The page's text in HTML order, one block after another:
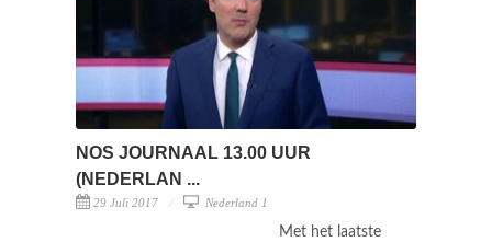
NOS JOURNAAL 13.00 UUR
(NEDERLAN ...
29 Juli 2017 Nederland 1
Met het laatste